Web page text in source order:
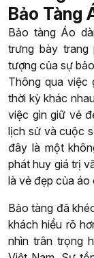
Bảo Tàng
Bảo tàng Áo
trưng bày
tượng của sự
Thông qua việc
thời kỳ khác
việc gìn giữ vẻ
lịch sử và cuộc
đây là một
phát huy giá trị
là vẻ đẹp của áo
Bảo tàng đã
khách hiểu rõ
nhìn trân trọng